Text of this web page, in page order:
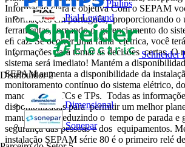
Philips
Pial Legrand
Schneider
Distribuidor 2
Dimensional
Sonepar
Informação clara e objetiva Com o SEPAM
informações em português, proporcionando o
ferramentas, tornando o gerenciamento do
eﬁ caz. Se ocorrer uma falha elétrica, você
informações para tomar as decisões certas. O
sistema será imediato! Mantém a
SEPAM aumenta a disponibilidade da
monitoramento contínuo do sistema elétrico,
manobra, dos TCs e TPs. Todas as
disponibilizadas para permitir um melhor
manutenções, reduzindo o tempo de parada e
segurança das pessoas e dos equipamentos.
instalação SEPAM série 80 é o primeiro relé